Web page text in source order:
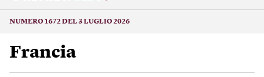
NUMERO 1672 DEL 3 LUGLIO 2026
Francia